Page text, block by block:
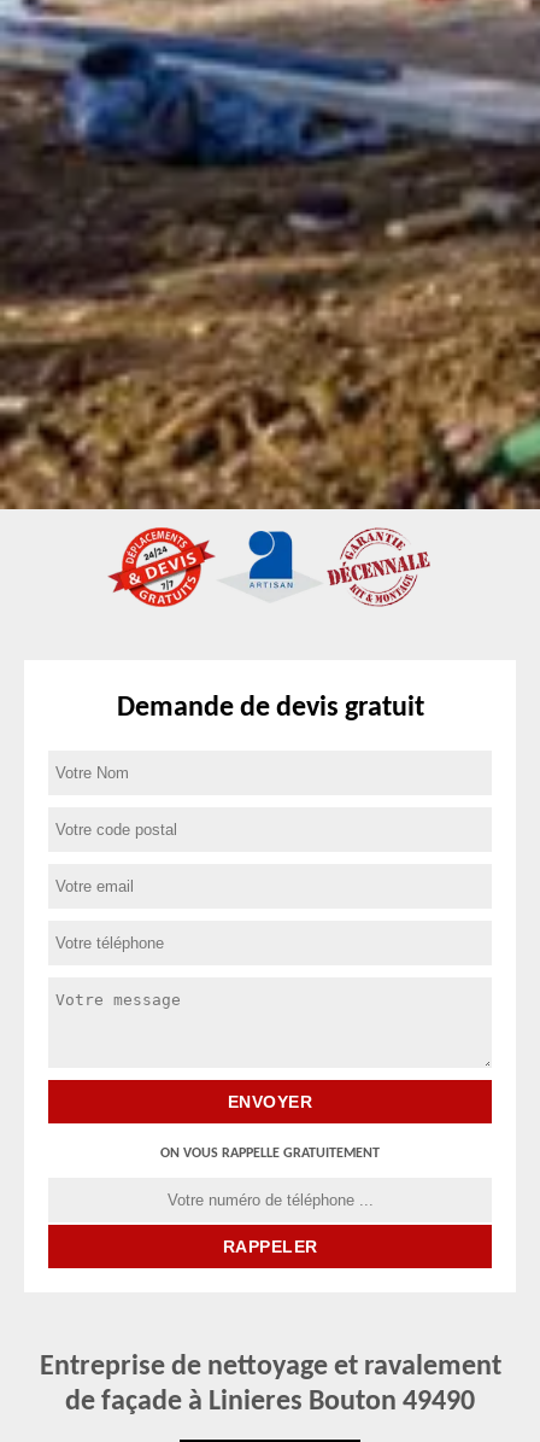
Demande de devis gratuit
ON VOUS RAPPELLE GRATUITEMENT
Entreprise de nettoyage et ravalement
de façade à Linieres Bouton 49490